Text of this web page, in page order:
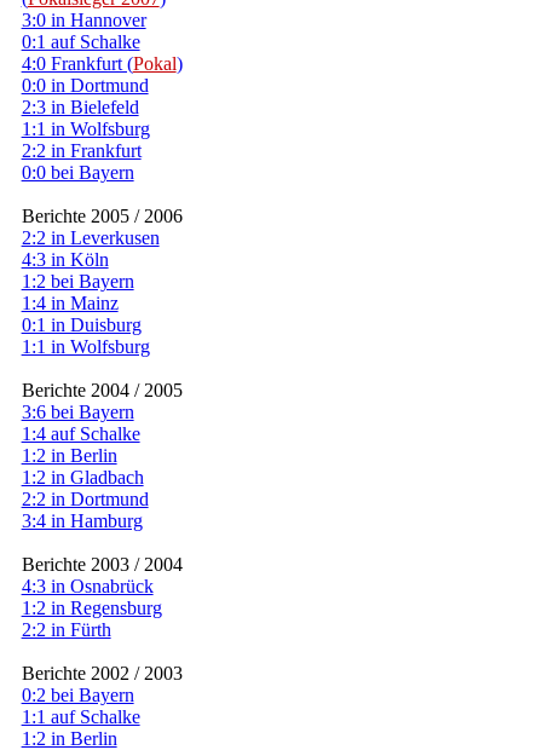
3:0 in Hannover
0:1 auf Schalke
4:0 Frankfurt (Pokal)
0:0 in Dortmund
2:3 in Bielefeld
1:1 in Wolfsburg
2:2 in Frankfurt
0:0 bei Bayern
Berichte 2005 / 2006
2:2 in Leverkusen
4:3 in Köln
1:2 bei Bayern
1:4 in Mainz
0:1 in Duisburg
1:1 in Wolfsburg
Berichte 2004 / 2005
3:6 bei Bayern
1:4 auf Schalke
1:2 in Berlin
1:2 in Gladbach
2:2 in Dortmund
3:4 in Hamburg
Berichte 2003 / 2004
4:3 in Osnabrück
1:2 in Regensburg
2:2 in Fürth
Berichte 2002 / 2003
0:2 bei Bayern
1:1 auf Schalke
1:2 in Berlin